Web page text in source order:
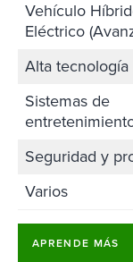
Vehículo
Eléctrico
Alta tecnología
Sistemas de
Seguridad y
Varios
APRENDE MÁS